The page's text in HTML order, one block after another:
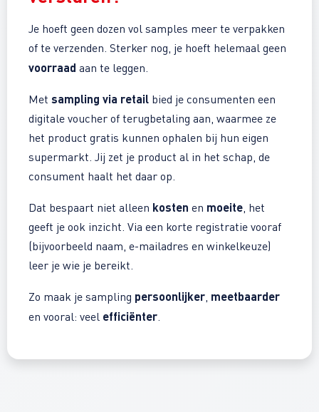
Je hoeft geen dozen vol samples meer te verpakken
of te verzenden. Sterker nog, je hoeft helemaal geen
voorraad aan te leggen.
Met sampling via retail bied je consumenten een
digitale voucher of terugbetaling aan, waarmee ze
het product gratis kunnen ophalen bij hun eigen
supermarkt. Jij zet je product al in het schap, de
consument haalt het daar op.
Dat bespaart niet alleen kosten en moeite , het
geeft je ook inzicht. Via een korte registratie vooraf
(bijvoorbeeld naam, e-mailadres en winkelkeuze)
leer je wie je bereikt.
Zo maak je sampling persoonlijker meetbaarder
en vooral: veel efficiënter